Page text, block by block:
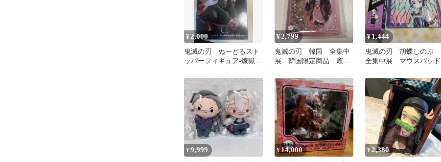
¥ 2,000
鬼滅の刃 ぬーどるスト
ッパーフィギュア-煉獄杏
込
¥2,799
鬼滅の刃 韓国 全集中
展 韓国限定商品 竈門
ク
¥1,444
鬼滅の刃 胡蝶しのぶ
全集中展 マウスパッド
¥9,999 ¥14,000 ¥2,380